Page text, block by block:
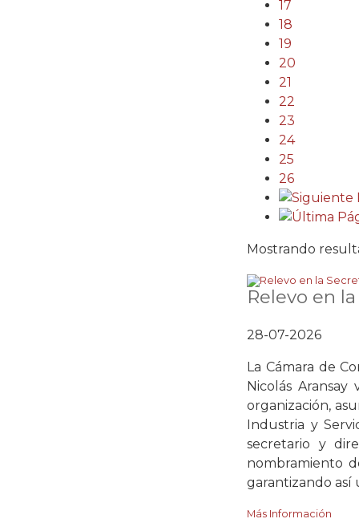
17
18
19
20
21
22
23
24
25
26
Mostrando
Relevo en
28-07-2026
La Cámara de
Nicolás
organización,
Industria y
secretario y
nombramiento
garantizando así
Más Información